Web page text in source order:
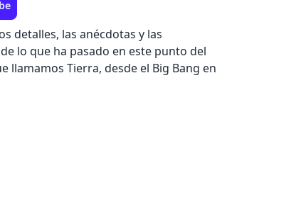
detalles, las anécdotas y las
lo que ha pasado en este punto del
llamamos Tierra, desde el Big Bang en